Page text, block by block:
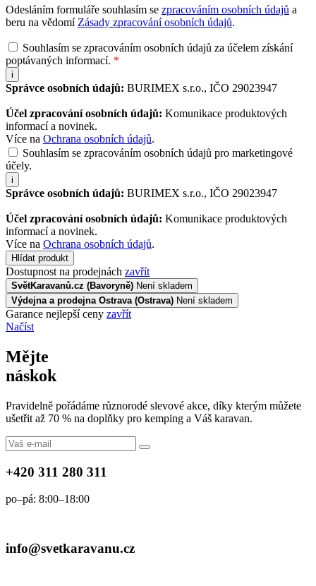
Odesláním formuláře souhlasím se zpracováním osobních údajů a
beru na vědomí Zásady zpracování osobních údajů.
Souhlasím se zpracováním osobních údajů za účelem získání
poptávaných informací. *
i
Správce osobních údajů: BURIMEX s.r.o., IČO 29023947
Účel zpracování osobních údajů: Komunikace produktových
informací a novinek.
Více na Ochrana osobních údajů.
Souhlasím se zpracováním osobních údajů pro marketingové
účely.
i
Správce osobních údajů: BURIMEX s.r.o., IČO 29023947
Účel zpracování osobních údajů: Komunikace produktových
informací a novinek.
Více na Ochrana osobních údajů.
Hlídat produkt
Dostupnost na prodejnách zavřít
SvětKaravanů.cz (Bavoryně) Není skladem
Výdejna a prodejna Ostrava (Ostrava) Není skladem
Garance nejlepší ceny zavřít
Načíst
Mějte
náskok
Pravidelně pořádáme různorodé slevové akce, díky kterým můžete
ušetřit až 70 % na doplňky pro kemping a Váš karavan.
+420 311 280 311
po–pá: 8:00–18:00
info@svetkaravanu.cz